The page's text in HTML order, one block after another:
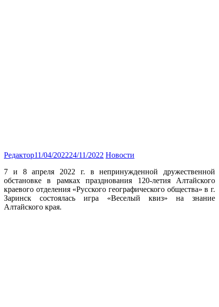
Редактор11/04/202224/11/2022 Новости
7 и 8 апреля 2022 г. в непринужденной дружественной
обстановке в рамках празднования 120-летия Алтайского
краевого отделения «Русского географического общества» в г.
Заринск состоялась игра «Веселый квиз» на знание
Алтайского края.